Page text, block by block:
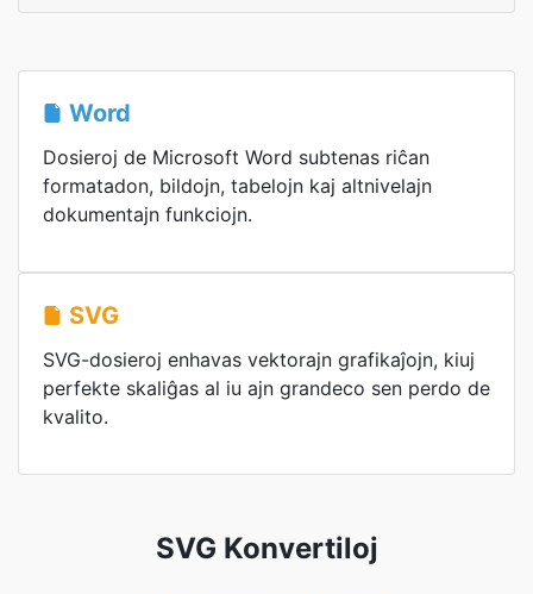
Word
Dosieroj de Microsoft Word subtenas riĉan
formatadon, bildojn, tabelojn kaj altnivelajn
dokumentajn funkciojn.
SVG
SVG-dosieroj enhavas vektorajn grafikaĵojn, kiuj
perfekte skaliĝas al iu ajn grandeco sen perdo de
kvalito.
SVG Konvertiloj